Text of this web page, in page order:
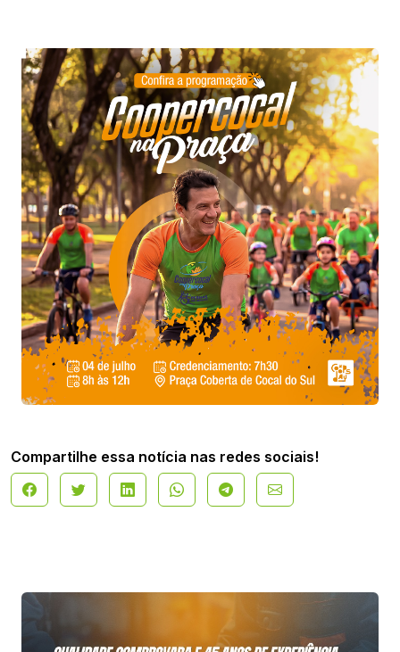
Compartilhe essa notícia nas redes sociais!